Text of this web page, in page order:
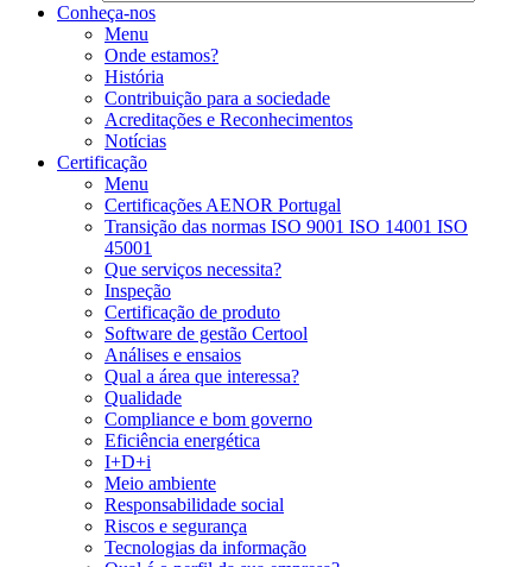
Conheça-nos
Menu
Onde estamos?
História
Contribuição para a sociedade
Acreditações e Reconhecimentos
Notícias
Certificação
Menu
Certificações AENOR Portugal
Transição das normas ISO 9001 ISO 14001 ISO
45001
Que serviços necessita?
Inspeção
Certificação de produto
Software de gestão Certool
Análises e ensaios
Qual a área que interessa?
Qualidade
Compliance e bom governo
Eficiência energética
I+D+i
Meio ambiente
Responsabilidade social
Riscos e segurança
Tecnologias da informação